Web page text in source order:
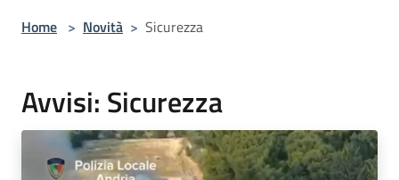
Home > Novità > Sicurezza
Avvisi: Sicurezza